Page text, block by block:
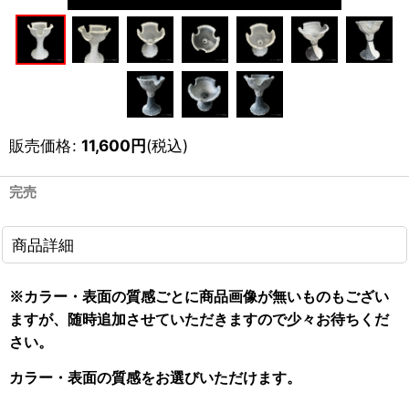
販売価格: 11,600円(税込)
完売
商品詳細
※カラー・表面の質感ごとに商品画像が無いものもござい
ますが、随時追加させていただきますので少々お待ちくだ
さい。
カラー・表面の質感をお選びいただけます。